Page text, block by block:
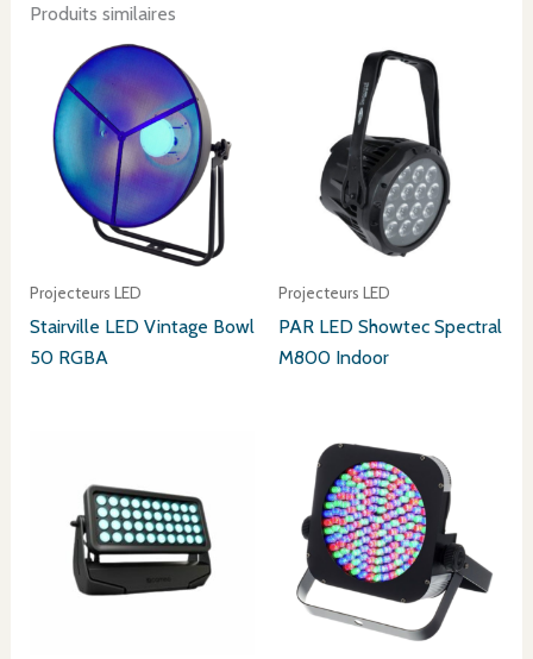
Produits similaires
Projecteurs LED
Stairville LED Vintage Bowl
50 RGBA
Projecteurs LED
PAR LED Showtec Spectral
M800 Indoor